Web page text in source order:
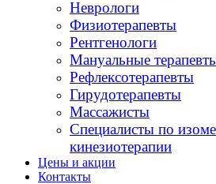
Неврологи
Физиотерапевты
Рентгенологи
Мануальные
Рефлексотерапевты
Гирудотерапевты
Массажисты
Специалисты по
кинезиотерапии
Цены и акции
Контакты